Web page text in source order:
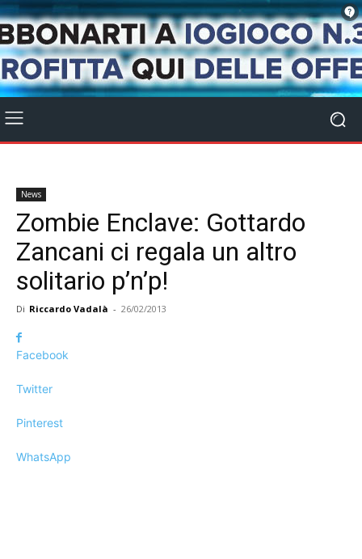
News
Zombie Enclave: Gottardo
Zancani ci regala un altro
solitario p’n’p!
Di Riccardo Vadalà - 26/02/2013
Facebook
Twitter
Pinterest
WhatsApp